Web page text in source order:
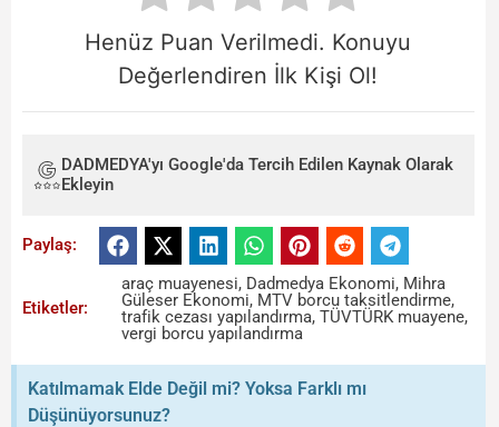
Henüz Puan Verilmedi. Konuyu
Değerlendiren İlk Kişi Ol!
DADMEDYA'yı Google'da Tercih Edilen Kaynak Olarak
Ekleyin
Paylaş:
Etiketler:
araç muayenesi, Dadmedya Ekonomi, Mihra
Güleser Ekonomi, MTV borcu taksitlendirme,
trafik cezası yapılandırma,TÜVTÜRK muayene,
vergi borcu yapılandırma
Katılmamak Elde Değil mi? Yoksa Farklı mı
Düşünüyorsunuz?